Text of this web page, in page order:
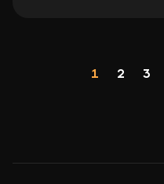
Page
1 Page
2 3